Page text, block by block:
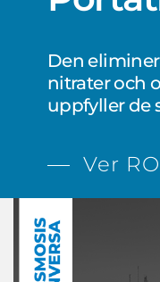
Den
nitrater och
uppfyller de
Ver